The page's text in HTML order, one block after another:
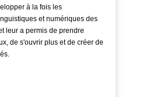
à la fois les
et numériques des
leur a permis de prendre
de s'ouvrir plus et de créer de